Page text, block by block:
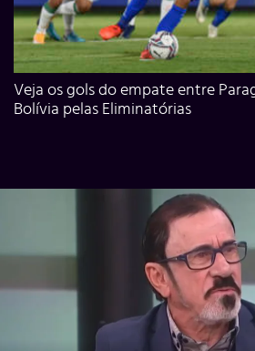
Veja os gols do empate entre
Bolívia pelas Eliminatórias